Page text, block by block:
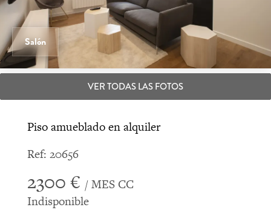
Salón
VER TODAS LAS FOTOS
Piso amueblado en alquiler
Ref: 20656
2300 € / MES CC
Indisponible